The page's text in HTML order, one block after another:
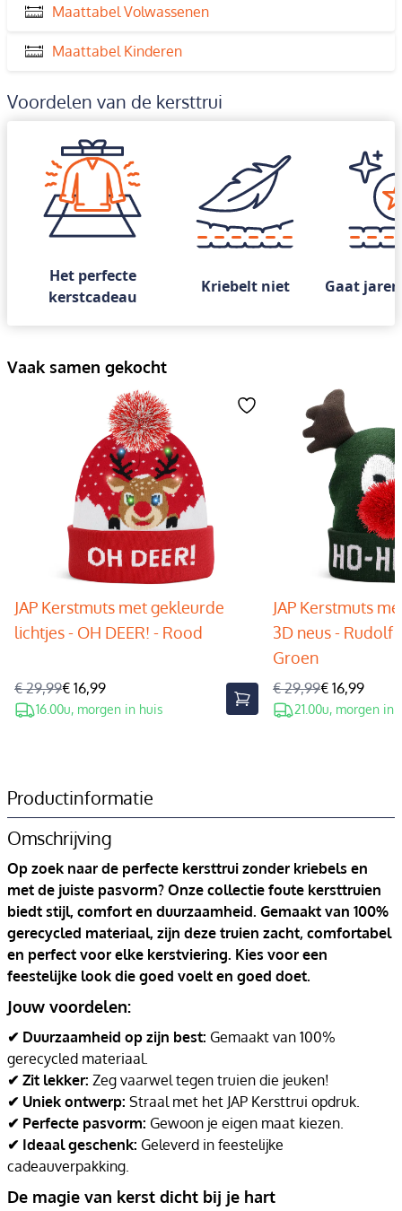
Maattabel Volwassenen
Maattabel Kinderen
Voordelen van de kersttrui
Het perfecte
kerstcadeau
Kriebelt niet Gaat
Vaak samen gekocht
JAP Kerstmuts met gekleurde
lichtjes - OH DEER! - Rood
€ 29,99€ 16,99
16.00u, morgen in huis
JAP Kerstmuts
3D neus - Rudolf
Groen
€ 29,99€ 16,99
21.00u, morgen in
Productinformatie
Omschrijving
Op zoek naar de perfecte kersttrui zonder kriebels en
met de juiste pasvorm? Onze collectie foute kersttruien
biedt stijl, comfort en duurzaamheid. Gemaakt van 100%
gerecycled materiaal, zijn deze truien zacht, comfortabel
en perfect voor elke kerstviering. Kies voor een
feestelijke look die goed voelt en goed doet.
Jouw voordelen:
✔ Duurzaamheid op zijn best: Gemaakt van 100%
gerecycled materiaal.
✔ Zit lekker: Zeg vaarwel tegen truien die jeuken!
✔ Uniek ontwerp: Straal met het JAP Kersttrui opdruk.
✔ Perfecte pasvorm: Gewoon je eigen maat kiezen.
✔ Ideaal geschenk: Geleverd in feestelijke
cadeauverpakking.
De magie van kerst dicht bij je hart